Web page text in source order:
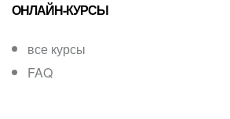
ОНЛАЙН-КУРСЫ
все курсы
FAQ